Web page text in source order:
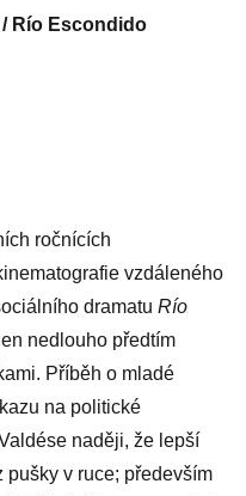
Río Escondido
ročnících
vzdáleného
dramatu Río
nedlouho předtím
Příběh o mladé
na politické
naději, že lepší
pušky v ruce; především